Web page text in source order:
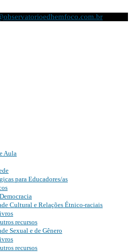
Aula
para Educadores/as
Cultural e Relações Étnico-raciais
recursos
Sexual e de Gênero
recursos